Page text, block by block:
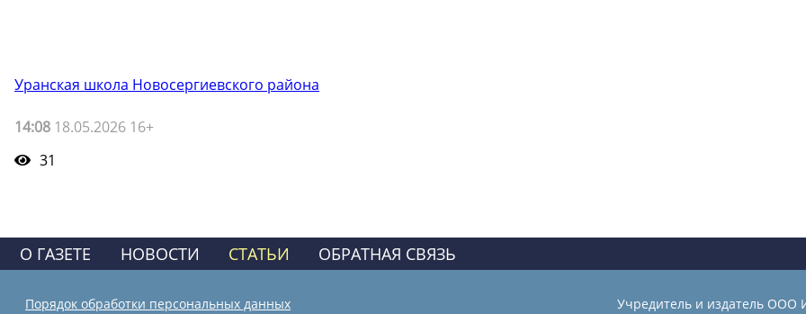
Уранская школа Новосергиевского района
14:08 18.05.2026 16+
31
О ГАЗЕТЕ НОВОСТИ СТАТЬИ ОБРАТНАЯ СВЯЗЬ
Порядок обработки персональных данных
Учредитель и издатель ООО